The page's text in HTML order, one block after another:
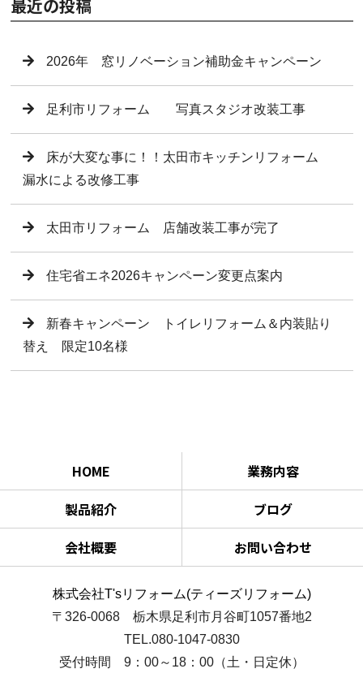
最近の投稿
2026年 窓リノベーション補助金キャンペーン
足利市リフォーム 写真スタジオ改装工事
床が大変な事に！！太田市キッチンリフォーム
漏水による改修工事
太田市リフォーム 店舗改装工事が完了
住宅省エネ2026キャンペーン変更点案内
新春キャンペーン トイレリフォーム＆内装貼り
替え 限定10名様
HOME
業務内容
製品紹介
ブログ
会社概要
お問い合わせ
株式会社T'sリフォーム(ティーズリフォーム)
〒326-0068 栃木県足利市月谷町1057番地2
TEL.080-1047-0830
受付時間 9：00～18：00（土・日定休）